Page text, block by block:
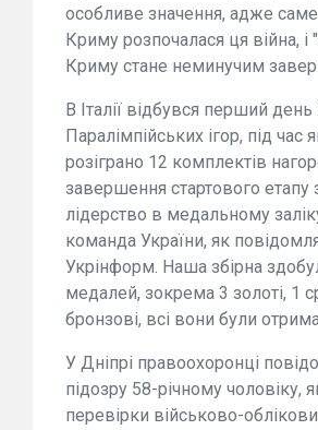
особливе значення, адже саме
Криму розпочалася ця війна, і
Криму стане неминучим
В Італії відбувся перший
Паралімпійських ігор, під час
розіграно 12 комплектів
завершення стартового етапу
лідерство в медальному
команда України, як
Укрінформ. Наша збірна
медалей, зокрема 3 золоті, 1
бронзові, всі вони були
У Дніпрі правоохоронці
підозру 58-річному чоловіку,
перевірки військово-